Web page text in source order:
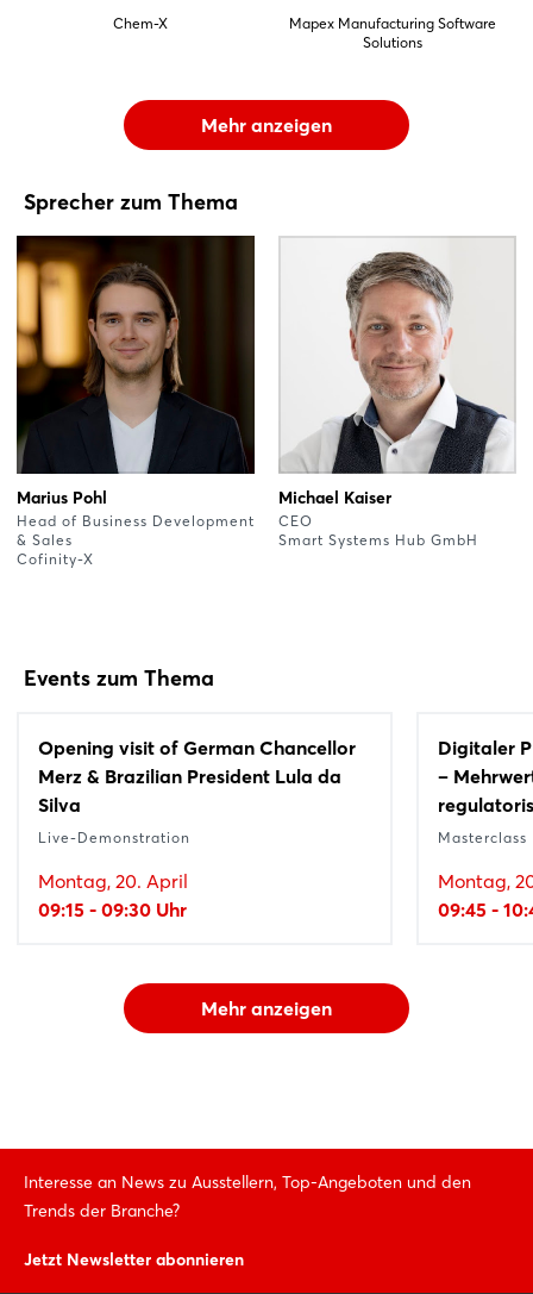
Chem-X
Mapex Manufacturing Software
Solutions
Mehr anzeigen
Sprecher zum Thema
Marius Pohl
Head of Business Development
& Sales
Cofinity-X
Michael Kaiser
CEO
Smart Systems Hub GmbH
Events zum Thema
Opening visit of German Chancellor
Merz & Brazilian President Lula da
Silva
Live-Demonstration
Montag, 20. April
09:15 - 09:30 Uhr
Digitaler
–
Masterclass
Montag,
09:45 -
Mehr anzeigen
Interesse an News zu Ausstellern, Top-Angeboten und den
Trends der Branche?
Jetzt Newsletter abonnieren